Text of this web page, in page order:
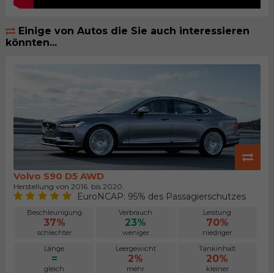
Einige von Autos die Sie auch interessieren
könnten...
Volvo S90 D5 AWD
Herstellung von 2016. bis 2020.
EuroNCAP: 95% des Passagierschutzes
Beschleunigung
37%
schlechter
Verbrauch
23%
weniger
Leistung
70%
niedriger
Länge
=
gleich
Leergewicht
2%
mehr
Tankinhalt
20%
kleiner